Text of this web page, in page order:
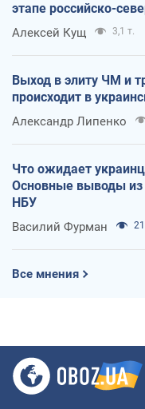
этапе российско-
Алексей Кущ 3,1 т.
Выход в элиту ЧМ и
происходит в
Александр Липенко
Что ожидает
Основные выводы из
НБУ
Василий Фурман
Все мнения